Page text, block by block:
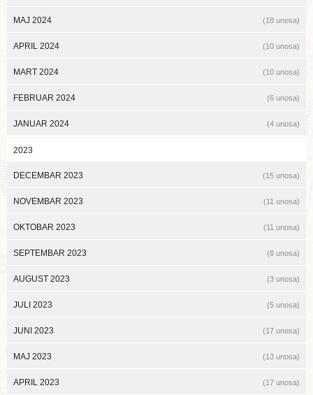
MAJ 2024 (18 unosa)
APRIL 2024 (10 unosa)
MART 2024 (10 unosa)
FEBRUAR 2024 (6 unosa)
JANUAR 2024 (4 unosa)
2023
DECEMBAR 2023 (15 unosa)
NOVEMBAR 2023 (11 unosa)
OKTOBAR 2023 (11 unosa)
SEPTEMBAR 2023 (8 unosa)
AUGUST 2023 (3 unosa)
JULI 2023 (5 unosa)
JUNI 2023 (17 unosa)
MAJ 2023 (13 unosa)
APRIL 2023 (17 unosa)